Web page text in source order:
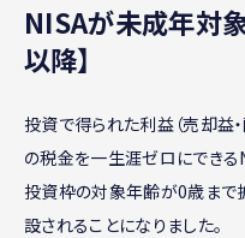
NISAが未成年対象
以降】
投資で得られた利益（売却益
の税金を一生涯ゼロにできる
投資枠の対象年齢が0歳まで
設されることになりました。